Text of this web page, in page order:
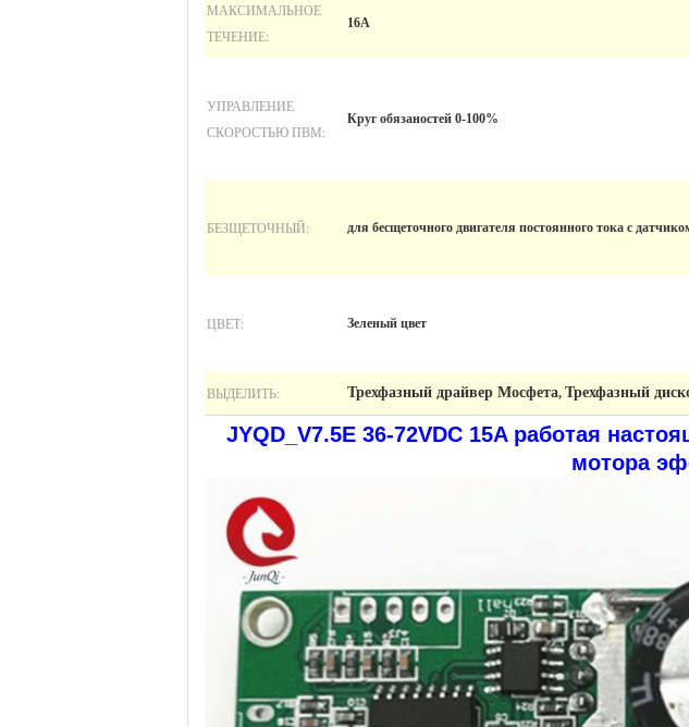
МАКСИМАЛЬНОЕ
ТЕЧЕНИЕ:
16А
УПРАВЛЕНИЕ
СКОРОСТЬЮ ПВМ:
Круг обязаностей 0-100%
БЕЗЩЕТОЧНЫЙ: для бесщеточного двигателя постоянного тока с
ЦВЕТ: Зеленый цвет
ВЫДЕЛИТЬ: Трехфазный драйвер Мосфета, Трехфазный
JYQD_V7.5E 36-72VDC 15A работая
мотора